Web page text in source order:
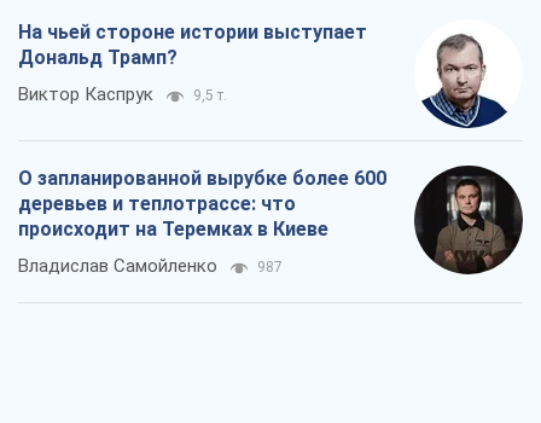
На чьей стороне истории выступает
Дональд Трамп?
Виктор Каспрук 9,5 т.
О запланированной вырубке более 600
деревьев и теплотрассе: что
происходит на Теремках в Киеве
Владислав Самойленко 987